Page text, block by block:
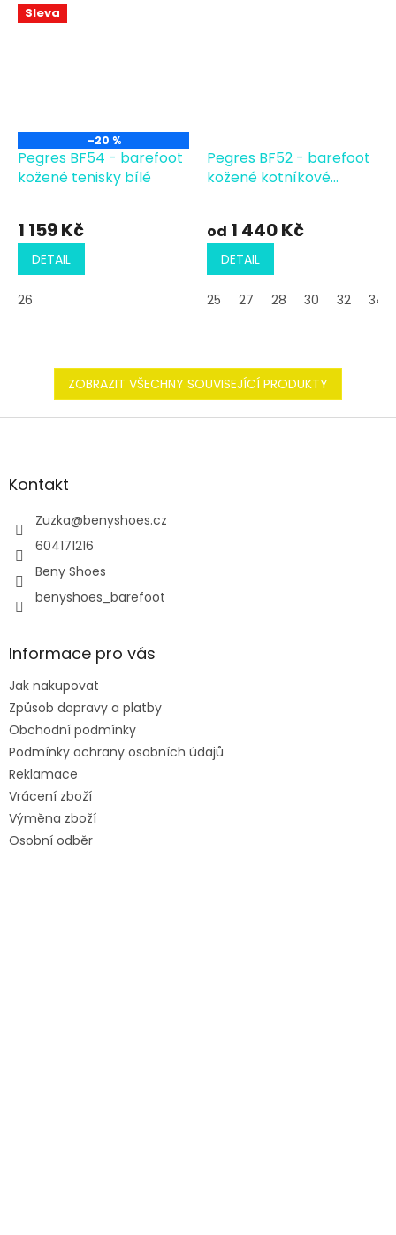
Sleva
–20 %
Pegres BF54 - barefoot
kožené tenisky bílé
1 159 Kč
DETAIL
26
Pegres BF52 - barefoot
kožené kotníkové
od 1 440 Kč
DETAIL
25 27 28 30 32 34
ZOBRAZIT VŠECHNY SOUVISEJÍCÍ PRODUKTY
Z
aKontakt
Zuzka@benyshoes.cz
604171216
Beny Shoes
benyshoes_barefoot
Informace pro vás
Jak nakupovat
Způsob dopravy a platby
Obchodní podmínky
Podmínky ochrany osobních údajů
Reklamace
Vrácení zboží
Výměna zboží
Osobní odběr